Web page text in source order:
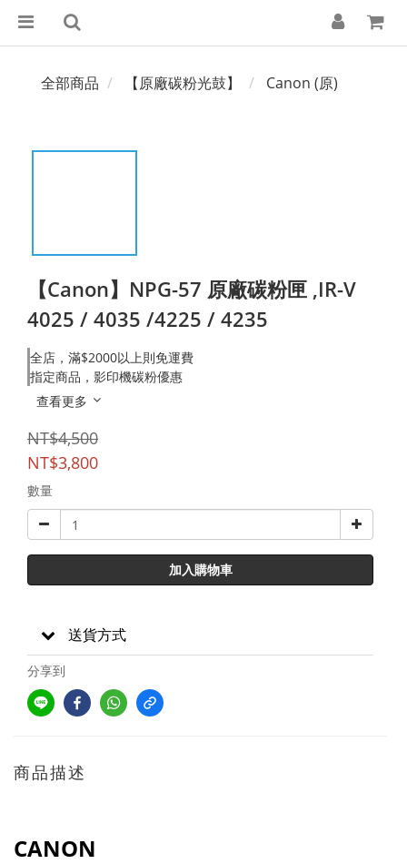
全部商品 【原廠碳粉光鼓】 Canon (原)
【Canon】NPG-57 原廠碳粉匣 ,IR-V
4025 / 4035 /4225 / 4235
全店，滿$2000以上則免運費
指定商品，影印機碳粉優惠
查看更多
NT$4,500
NT$3,800
數量
加入購物車
送貨方式
分享到
商品描述
CANON